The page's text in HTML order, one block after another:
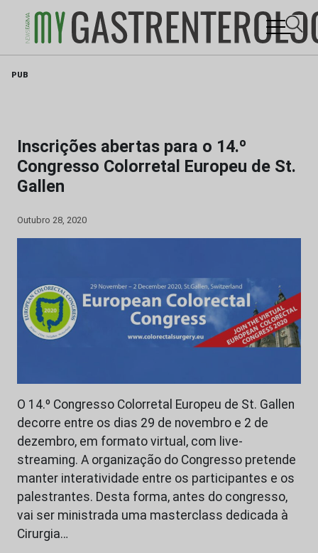
PUB
Inscrições abertas para o 14.º
Congresso Colorretal Europeu de St.
Gallen
Outubro 28, 2020
O 14.º Congresso Colorretal Europeu de St. Gallen
decorre entre os dias 29 de novembro e 2 de
dezembro, em formato virtual, com live-
streaming. A organização do Congresso pretende
manter interatividade entre os participantes e os
palestrantes. Desta forma, antes do congresso,
vai ser ministrada uma masterclass dedicada à
Cirurgia…